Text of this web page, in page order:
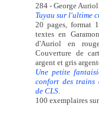
284 - George Auriol
Tuyau sur l'ultime
20 pages, format
textes en
d'Auriol en
Couverture de
argent et gris
Une petite
confort des trains
de CLS.
100 exemplaires